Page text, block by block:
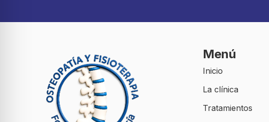
Menú
Inicio
La clínica
Tratamientos